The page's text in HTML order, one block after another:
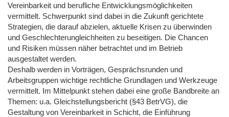
Vereinbarkeit und berufliche Entwicklungsmöglichkeiten
vermittelt. Schwerpunkt sind dabei in die Zukunft gerichtete
Strategien, die darauf abzielen, aktuelle Krisen zu überwinden
und Geschlechterungleichheiten zu beseitigen. Die Chancen
und Risiken müssen näher betrachtet und im Betrieb
ausgestaltet werden.
Deshalb werden in Vorträgen, Gesprächsrunden und
Arbeitsgruppen wichtige rechtliche Grundlagen und Werkzeuge
vermittelt. Im Mittelpunkt stehen dabei eine große Bandbreite an
Themen: u.a. Gleichstellungsbericht (§43 BetrVG), die
Gestaltung von Vereinbarkeit in Schicht, die Einführung